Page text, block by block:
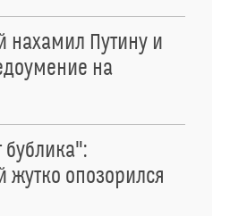
нахамил Путину и
на
жутко опозорился